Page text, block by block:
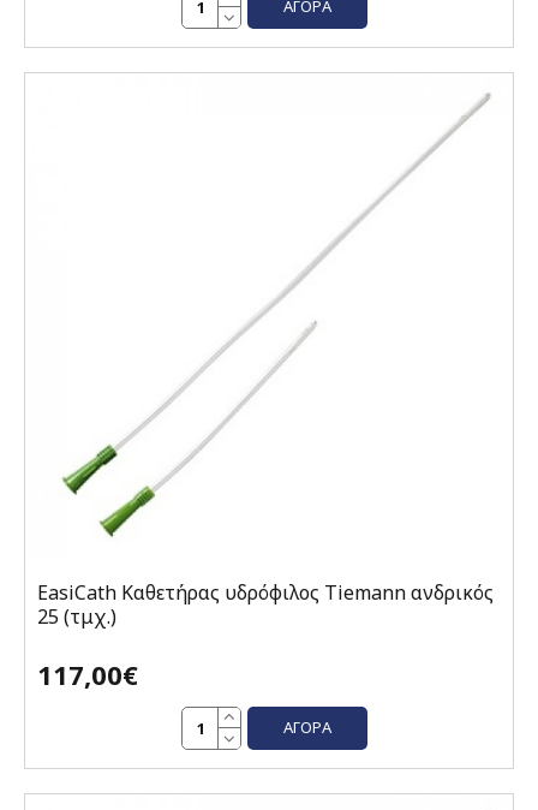
ΑΓΟΡΆ
EasiCath Καθετήρας υδρόφιλος Tiemann ανδρικός
25 (τμχ.)
117,00€
ΑΓΟΡΆ